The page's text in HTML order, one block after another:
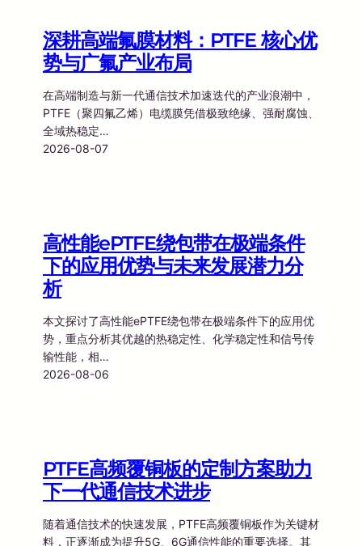
深耕高端氟膜材料：PTFE 核心优
势与广氟产业布局
在高端制造与新一代通信技术加速迭代的产业浪潮中，
PTFE（聚四氟乙烯）电缆膜凭借极致绝缘、强耐腐蚀、
全域热稳定…
2026-08-07
高性能ePTFE绕包带在极端条件
下的应用优势与未来发展潜力分
析
本文探讨了高性能ePTFE绕包带在极端条件下的应用优
势，重点分析其优越的热稳定性、化学稳定性和信号传
输性能，相…
2026-08-06
PTFE高频覆铜板的定制方案助力
下一代通信技术进步
随着通信技术的快速发展，PTFE高频覆铜板作为关键材
料，正逐渐成为提升5G、6G通信性能的重要选择。其